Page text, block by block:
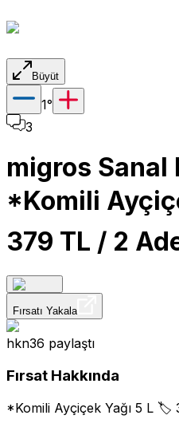
Büyüt
1°
3
migros
*Komili
379 TL / 2
Fırsatı Yakala
hkn36 paylaştı
Fırsat Hakkında
*Komili Ayçiçek Yağı 5 L 🏷️